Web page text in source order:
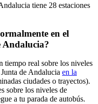
tiene 28 estaciones
en el
Andalucia?
tiempo real sobre los niveles
de Andalucia en la
ciudades o trayectos).
sobre los niveles de
a tu parada de autobús.